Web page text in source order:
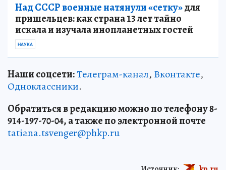
Над СССР военные натянули «сетку»для
пришельцев: как страна 13 лет тайно
искала и изучала инопланетных гостей
НАУКА
Наши соцсети:Телеграм-канал, Вконтакте,
Одноклассники.
Обратиться в редакцию можно по телефону 8-
914-197-70-04, а также по электронной почте
tatiana.tsvenger@phkp.ru